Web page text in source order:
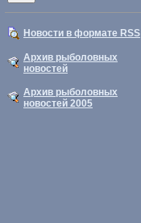
Новости в формате RSS
Архив рыболовных
новостей
Архив рыболовных
новостей 2005